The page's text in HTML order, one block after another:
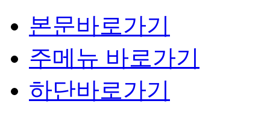
본문바로가기
주메뉴 바로가기
하단바로가기